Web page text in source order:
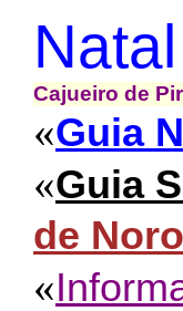
Natal
Cajueiro de
«Guia
«Guia
de
«